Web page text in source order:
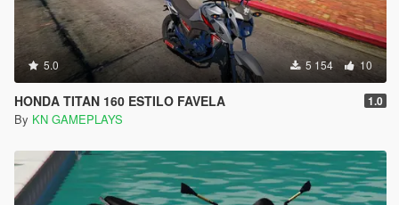
5.0 5 154 10
HONDA TITAN 160 ESTILO FAVELA 1.0
By KN GAMEPLAYS